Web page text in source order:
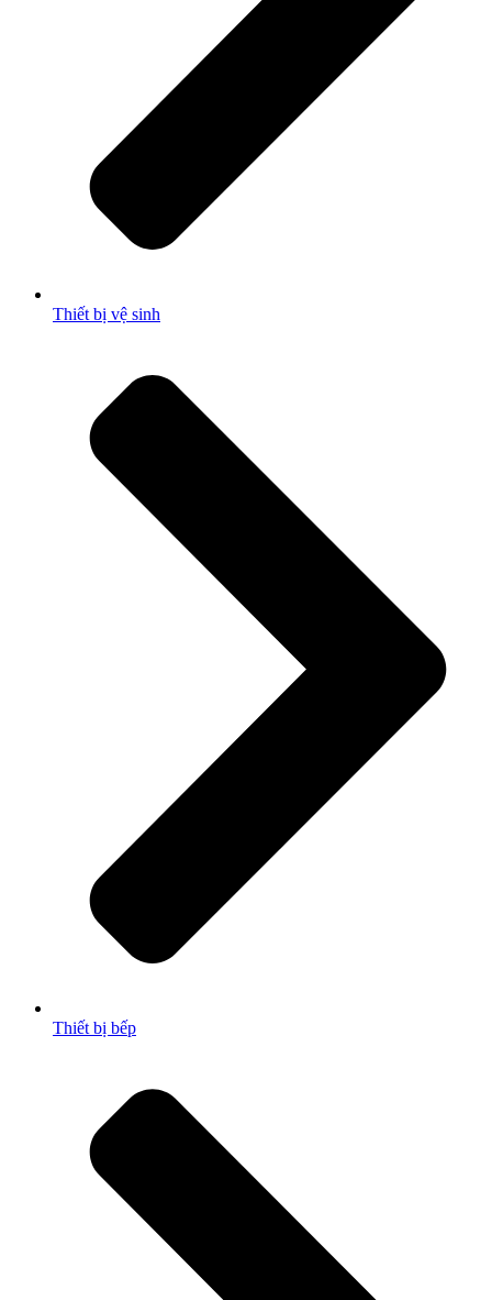
Thiết bị vệ sinh
Thiết bị bếp